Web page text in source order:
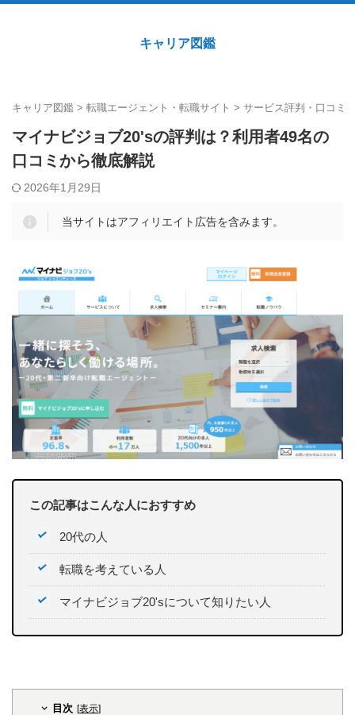
キャリア図鑑
キャリア図鑑 > 転職エージェント・転職サイト > サービス評判・口コミ
マイナビジョブ20'sの評判は？利用者49名の
口コミから徹底解説
2026年1月29日
当サイトはアフィリエイト広告を含みます。
この記事はこんな人におすすめ
20代の人
転職を考えている人
マイナビジョブ20'sについて知りたい人
目次 [表示]